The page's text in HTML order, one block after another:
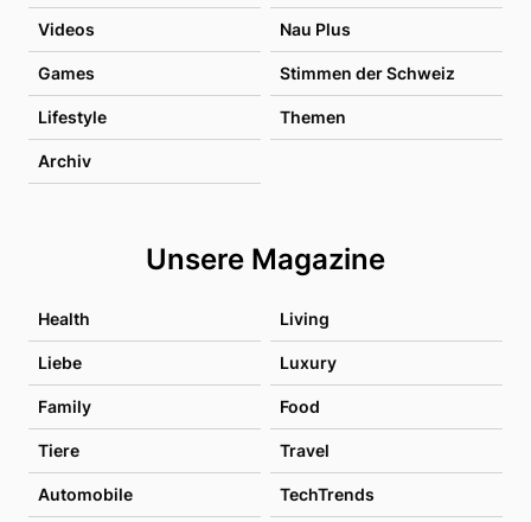
Videos Nau Plus
Games Stimmen der Schweiz
Lifestyle Themen
Archiv
Unsere Magazine
Health Living
Liebe Luxury
Family Food
Tiere Travel
Automobile TechTrends